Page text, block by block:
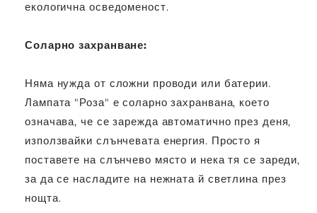
екологична осведоменост.
Соларно захранване:
Няма нужда от сложни проводи или батерии.
Лампата "Роза" е соларно захранвана, което
означава, че се зарежда автоматично през деня,
използвайки слънчевата енергия. Просто я
поставете на слънчево място и нека тя се зареди,
за да се насладите на нежната й светлина през
нощта.